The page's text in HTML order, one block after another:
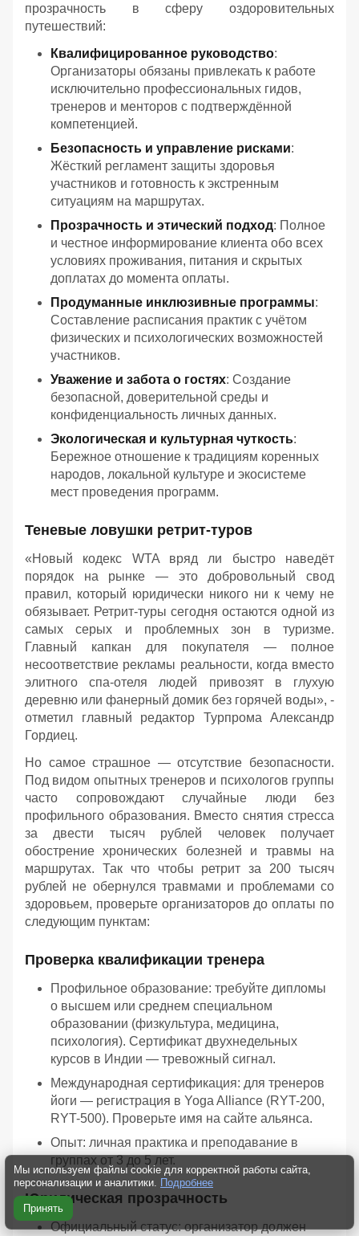
прозрачность в сферу оздоровительных
путешествий:
Квалифицированное руководство:
Организаторы обязаны привлекать к работе
исключительно профессиональных гидов,
тренеров и менторов с подтверждённой
компетенцией.
Безопасность и управление рисками:
Жёсткий регламент защиты здоровья
участников и готовность к экстренным
ситуациям на маршрутах.
Прозрачность и этический подход: Полное
и честное информирование клиента обо всех
условиях проживания, питания и скрытых
доплатах до момента оплаты.
Продуманные инклюзивные программы:
Составление расписания практик с учётом
физических и психологических возможностей
участников.
Уважение и забота о гостях: Создание
безопасной, доверительной среды и
конфиденциальность личных данных.
Экологическая и культурная чуткость:
Бережное отношение к традициям коренных
народов, локальной культуре и экосистеме
мест проведения программ.
Теневые ловушки ретрит-туров
«Новый кодекс WTA вряд ли быстро наведёт
порядок на рынке — это добровольный свод
правил, который юридически никого ни к чему не
обязывает. Ретрит-туры сегодня остаются одной из
самых серых и проблемных зон в туризме.
Главный капкан для покупателя — полное
несоответствие рекламы реальности, когда вместо
элитного спа-отеля людей привозят в глухую
деревню или фанерный домик без горячей воды», -
отметил главный редактор Турпрома Александр
Гордиец.
Но самое страшное — отсутствие безопасности.
Под видом опытных тренеров и психологов группы
часто сопровождают случайные люди без
профильного образования. Вместо снятия стресса
за двести тысяч рублей человек получает
обострение хронических болезней и травмы на
маршрутах. Так что чтобы ретрит за 200 тысяч
рублей не обернулся травмами и проблемами со
здоровьем, проверьте организаторов до оплаты по
следующим пунктам:
Проверка квалификации тренера
Профильное образование: требуйте дипломы
о высшем или среднем специальном
образовании (физкультура, медицина,
психология). Сертификат двухнедельных
курсов в Индии — тревожный сигнал.
Международная сертификация: для тренеров
йоги — регистрация в Yoga Alliance (RYT-200,
RYT-500). Проверьте имя на сайте альянса.
Опыт: личная практика и преподавание в
группах от 3 до 5 лет.
Юридическая прозрачность
Официальный статус: организатор должен
Мы используем файлы cookie для корректной работы сайта,
персонализации и аналитики. Подробнее
Принять